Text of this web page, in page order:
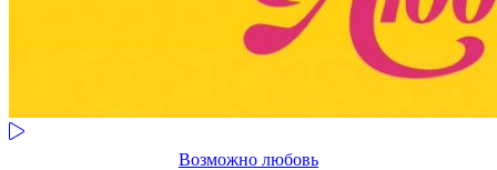
Возможно любовь